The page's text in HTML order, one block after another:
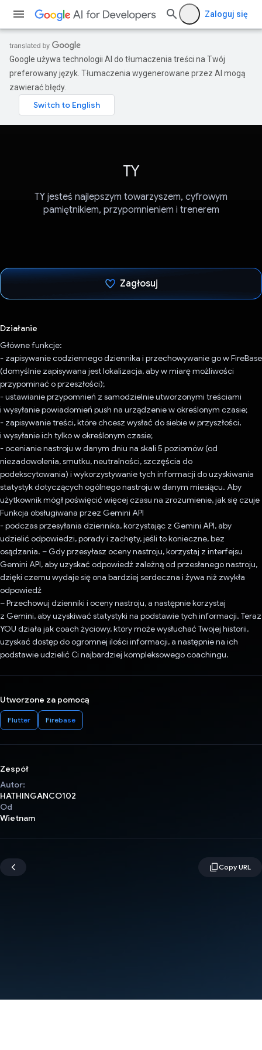
Zaloguj się
Google używa technologii AI do tłumaczenia treści na Twój
preferowany język. Tłumaczenia wygenerowane przez AI mogą
zawierać błędy.
TY
TY jesteś najlepszym towarzyszem, cyfrowym
pamiętnikiem, przypomnieniem i trenerem
Zagłosuj
Działanie
Główne funkcje:
- zapisywanie codziennego dziennika i przechowywanie go w FireBase
(domyślnie zapisywana jest lokalizacja, aby w miarę możliwości
przypominać o przeszłości);
- ustawianie przypomnień z samodzielnie utworzonymi treściami
i wysyłanie powiadomień push na urządzenie w określonym czasie;
- zapisywanie treści, które chcesz wysłać do siebie w przyszłości,
i wysyłanie ich tylko w określonym czasie;
- ocenianie nastroju w danym dniu na skali 5 poziomów (od
niezadowolenia, smutku, neutralności, szczęścia do
podekscytowania) i wykorzystywanie tych informacji do uzyskiwania
statystyk dotyczących ogólnego nastroju w danym miesiącu. Aby
użytkownik mógł poświęcić więcej czasu na zrozumienie, jak się czuje
Funkcja obsługiwana przez Gemini API
- podczas przesyłania dziennika, korzystając z Gemini API, aby
udzielić odpowiedzi, porady i zachęty, jeśli to konieczne, bez
osądzania. – Gdy przesyłasz oceny nastroju, korzystaj z interfejsu
Gemini API, aby uzyskać odpowiedź zależną od przesłanego nastroju,
dzięki czemu wydaje się ona bardziej serdeczna i żywa niż zwykła
odpowiedź
– Przechowuj dzienniki i oceny nastroju, a następnie korzystaj
z Gemini, aby uzyskiwać statystyki na podstawie tych informacji. Teraz
YOU działa jak coach życiowy, który może wysłuchać Twojej historii,
uzyskać dostęp do ogromnej ilości informacji, a następnie na ich
podstawie udzielić Ci najbardziej kompleksowego coachingu.
Utworzone za pomocą
Flutter Firebase
Zespół
Autor:
HATHINGANCO102
Od
Wietnam